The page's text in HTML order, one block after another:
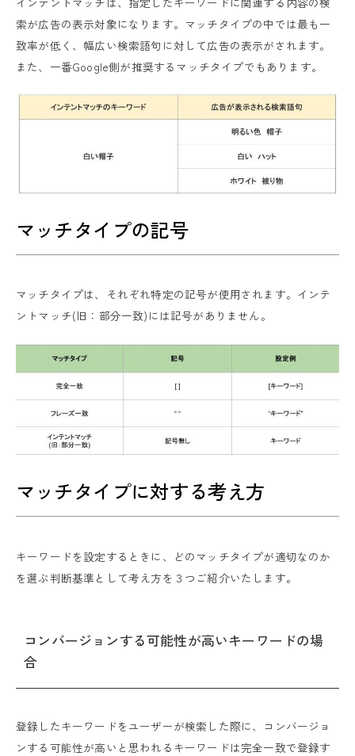
索が広告の表示対象になります。マッチタイプの中では最も一
致率が低く、幅広い検索語句に対して広告の表示がされます。
また、一番Google側が推奨するマッチタイプでもあります。
マッチタイプの記号
マッチタイプは、それぞれ特定の記号が使用されます。インテ
ントマッチ(旧：部分一致)には記号がありません。
マッチタイプに対する考え方
キーワードを設定するときに、どのマッチタイプが適切なのか
を選ぶ判断基準として考え方を３つご紹介いたします。
コンバージョンする可能性が高いキーワードの場
合
登録したキーワードをユーザーが検索した際に、コンバージョ
ンする可能性が高いと思われるキーワードは完全一致で登録す